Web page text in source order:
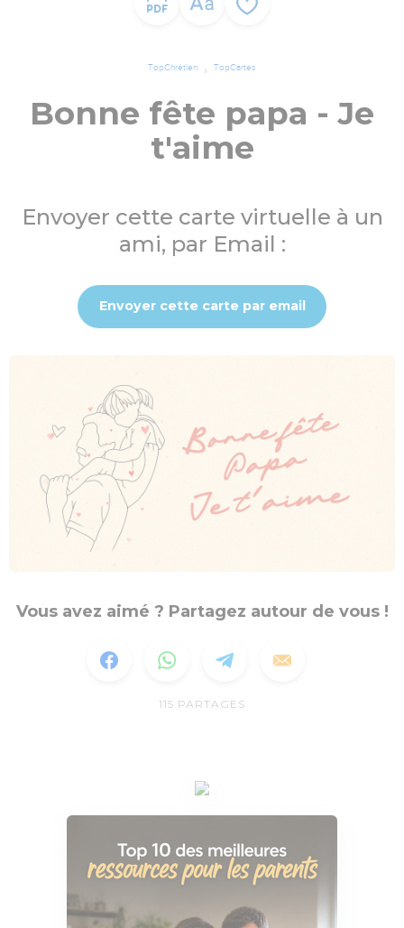
TopChrétien TopCartes
Bonne fête papa - Je
t'aime
Envoyer cette carte virtuelle à un
ami, par Email :
Envoyer cette carte par email
Vous avez aimé ? Partagez autour de vous !
115 PARTAGES